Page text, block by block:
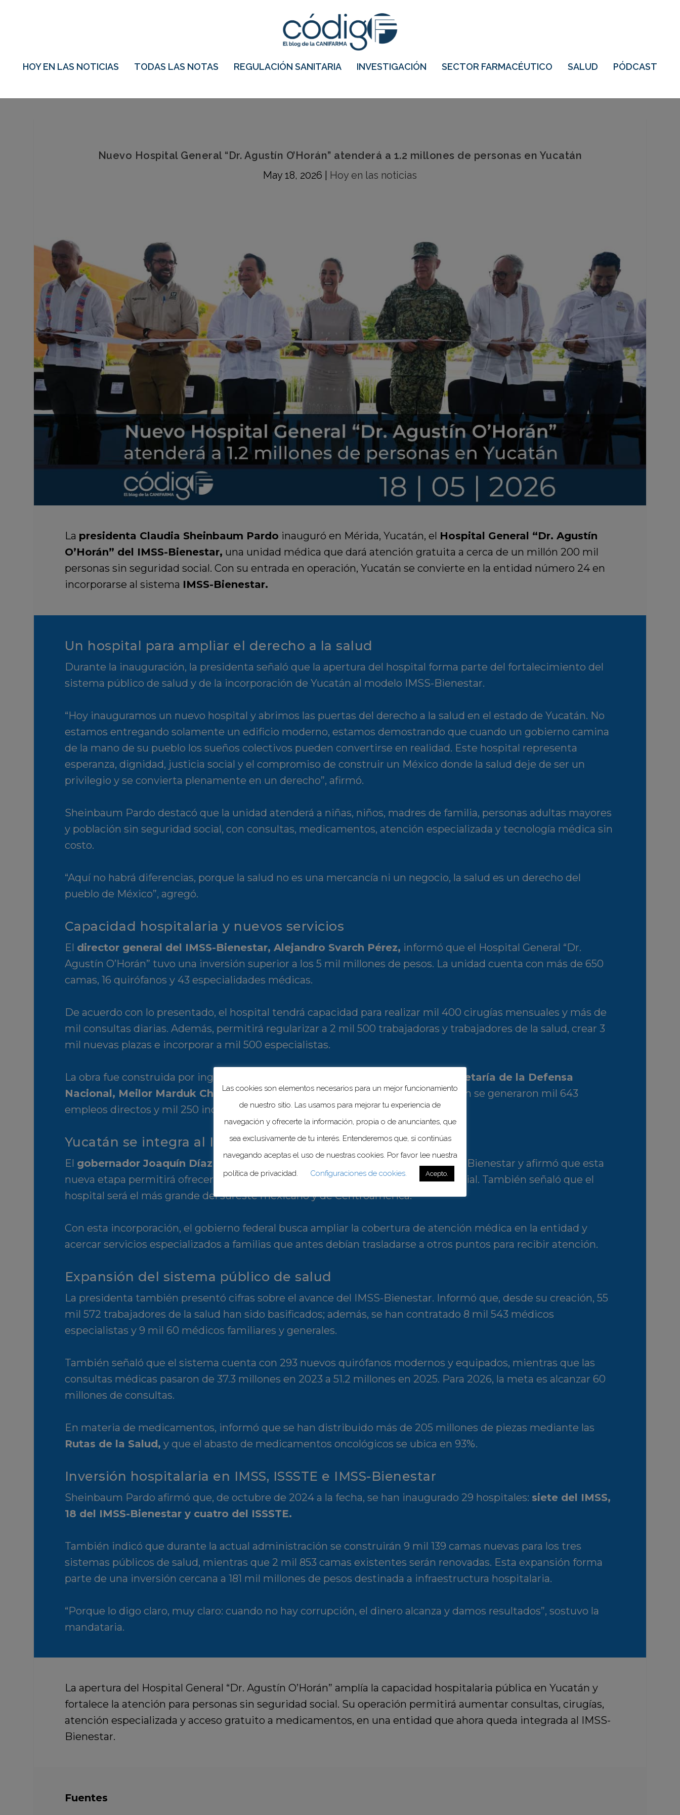
HOY EN LAS NOTICIAS TODAS LAS NOTAS REGULACIÓN SANITARIA INVESTIGACIÓN SECTOR FARMACÉUTICO SALUD PÓDCAST
Nuevo Hospital General “Dr. Agustín O’Horán” atenderá a 1.2 millones de personas en Yucatán
May 18, 2026
Hoy en las noticias
La presidenta Claudia Sheinbaum Pardo inauguró en Mérida, Yucatán, el Hospital General “Dr. Agustín
O’Horán” del IMSS-Bienestar, una unidad médica que dará atención gratuita a cerca de un millón 200 mil
personas sin seguridad social. Con su entrada en operación, Yucatán se convierte en la entidad número 24 en
incorporarse al sistema IMSS-Bienestar.
Un hospital para ampliar el derecho a la salud
Durante la inauguración, la presidenta señaló que la apertura del hospital forma parte del fortalecimiento del
sistema público de salud y de la incorporación de Yucatán al modelo IMSS-Bienestar.
“Hoy inauguramos un nuevo hospital y abrimos las puertas del derecho a la salud en el estado de Yucatán. No
estamos entregando solamente un edificio moderno, estamos demostrando que cuando un gobierno camina
de la mano de su pueblo los sueños colectivos pueden convertirse en realidad. Este hospital representa
esperanza, dignidad, justicia social y el compromiso de construir un México donde la salud deje de ser un
privilegio y se convierta plenamente en un derecho”, afirmó.
Sheinbaum Pardo destacó que la unidad atenderá a niñas, niños, madres de familia, personas adultas mayores
y población sin seguridad social, con consultas, medicamentos, atención especializada y tecnología médica sin
costo.
“Aquí no habrá diferencias, porque la salud no es una mercancía ni un negocio, la salud es un derecho del
pueblo de México”, agregó.
Capacidad hospitalaria y nuevos servicios
El director general del IMSS-Bienestar, Alejandro Svarch Pérez, informó que el Hospital General “Dr.
Agustín O’Horán” tuvo una inversión superior a los 5 mil millones de pesos. La unidad cuenta con más de 650
camas, 16 quirófanos y 43 especialidades médicas.
De acuerdo con lo presentado, el hospital tendrá capacidad para realizar mil 400 cirugías mensuales y más de
mil consultas diarias. Además, permitirá regularizar a 2 mil 500 trabajadoras y trabajadores de la salud, crear 3
mil nuevas plazas e incorporar a mil 500 especialistas.
La obra fue construida por ingenieros militares. El
residente de obra de la Secretaría de la Defensa
Nacional, Meilor Marduk Chávez Martínez,señaló que durante su construcción se generaron mil 643
empleos directos y mil 250 indirectos.
Yucatán se integra al IMSS-Bienestar
El gobernador Joaquín Díaz Mena
celebró la incorporación de Yucatán al IMSS-Bienestar y afirmó que esta
nueva etapa permitirá ofrecer servicios gratuitos a la población sin seguridad social. También señaló que el
hospital será el más grande del sureste mexicano y de Centroamérica.
Con esta incorporación, el gobierno federal busca ampliar la cobertura de atención médica en la entidad y
acercar servicios especializados a familias que antes debían trasladarse a otros puntos para recibir atención.
Expansión del sistema público de salud
La presidenta también presentó cifras sobre el avance del IMSS-Bienestar. Informó que, desde su creación, 55
mil 572 trabajadores de la salud han sido basificados; además, se han contratado 8 mil 543 médicos
especialistas y 9 mil 60 médicos familiares y generales.
También señaló que el sistema cuenta con 293 nuevos quirófanos modernos y equipados, mientras que las
consultas médicas pasaron de 37.3 millones en 2023 a 51.2 millones en 2025. Para 2026, la meta es alcanzar 60
millones de consultas.
En materia de medicamentos, informó que se han distribuido más de 205 millones de piezas mediante las
Rutas de la Salud, y que el abasto de medicamentos oncológicos se ubica en 93%.
Inversión hospitalaria en IMSS, ISSSTE e IMSS-Bienestar
Sheinbaum Pardo afirmó que, de octubre de 2024 a la fecha, se han inaugurado 29 hospitales: siete del IMSS,
18 del IMSS-Bienestar y cuatro del ISSSTE.
También indicó que durante la actual administración se construirán 9 mil 139 camas nuevas para los tres
sistemas públicos de salud, mientras que 2 mil 853 camas existentes serán renovadas. Esta expansión forma
parte de una inversión cercana a 181 mil millones de pesos destinada a infraestructura hospitalaria.
“Porque lo digo claro, muy claro: cuando no hay corrupción, el dinero alcanza y damos resultados”, sostuvo la
mandataria.
La apertura del Hospital General “Dr. Agustín O’Horán” amplía la capacidad hospitalaria pública en Yucatán y
fortalece la atención para personas sin seguridad social. Su operación permitirá aumentar consultas, cirugías,
atención especializada y acceso gratuito a medicamentos, en una entidad que ahora queda integrada al IMSS-
Bienestar.
Fuentes
Las cookies son elementos necesarios para un mejor funcionamiento
de nuestro sitio. Las usamos para mejorar tu experiencia de
navegación y ofrecerte la información, propia o de anunciantes, que
sea exclusivamente de tu interés. Entenderemos que, si continúas
navegando aceptas el uso de nuestras cookies. Por favor lee nuestra
política de privacidad.
Configuraciones de cookies. Acepto.